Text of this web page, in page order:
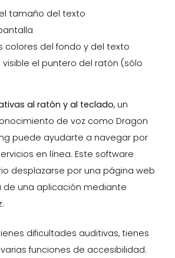
tamaño del texto
colores del fondo y del texto
visible el puntero del ratón (sólo
al ratón y al teclado, un
de voz como Dragon
puede ayudarte a navegar por
en línea. Este software
desplazarse por una página web
de una aplicación mediante
dificultades auditivas, tienes
funciones de accesibilidad.